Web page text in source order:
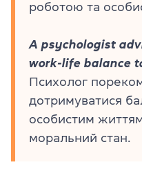
роботою та
A psychologist
work-life balance
Психолог
дотримуватися
особистим
моральний стан.